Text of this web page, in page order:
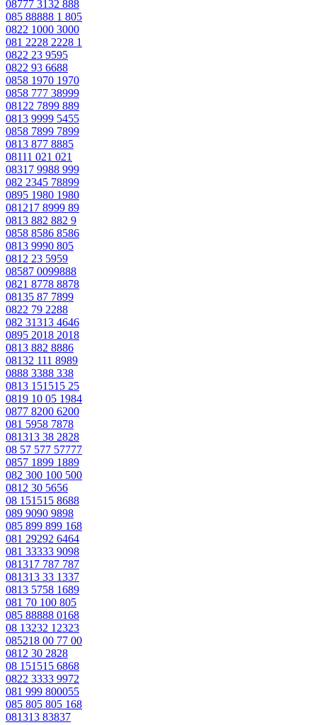
08777 3132 888
085 88888 1 805
0822 1000 3000
081 2228 2228 1
0822 23 9595
0822 93 6688
0858 1970 1970
0858 777 38999
08122 7899 889
0813 9999 5455
0858 7899 7899
0813 877 8885
08111 021 021
08317 9988 999
082 2345 78899
0895 1980 1980
081217 8999 89
0813 882 882 9
0858 8586 8586
0813 9990 805
0812 23 5959
08587 0099888
0821 8778 8878
08135 87 7899
0822 79 2288
082 31313 4646
0895 2018 2018
0813 882 8886
08132 111 8989
0888 3388 338
0813 151515 25
0819 10 05 1984
0877 8200 6200
081 5958 7878
081313 38 2828
08 57 577 57777
0857 1899 1889
082 300 100 500
0812 30 5656
08 151515 8688
089 9090 9898
085 899 899 168
081 29292 6464
081 33333 9098
081317 787 787
081313 33 1337
0813 5758 1689
081 70 100 805
085 88888 0168
08 13232 12323
085218 00 77 00
0812 30 2828
08 151515 6868
0822 3333 9972
081 999 800055
085 805 805 168
081313 83837